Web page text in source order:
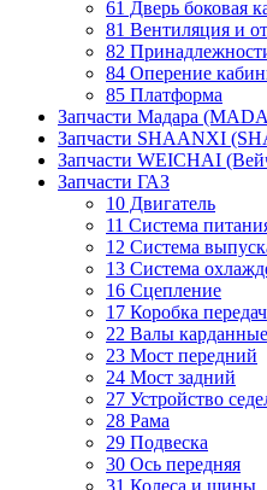
61 Дверь боковая
81 Вентиляция и
82
84 Оперение
85 Платформа
Запчасти Мадара
Запчасти SHAANXI
Запчасти WEICHAI
Запчасти ГАЗ
10 Двигатель
11 Система
12 Система
13 Система
16 Сцепление
17 Коробка передач
22 Валы карданные
23 Мост передний
24 Мост задний
27 Устройство
28 Рама
29 Подвеска
30 Ось передняя
31 Колеса и шины